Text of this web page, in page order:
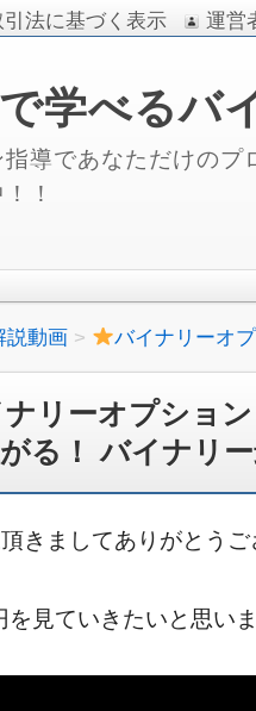
法に基づく表示 運営
学べるバ
導であなただけの
！
説動画 バイナリーオ
リーオプショ
る！ バイナリ
きましてありがとうご
を見ていきたいと思い